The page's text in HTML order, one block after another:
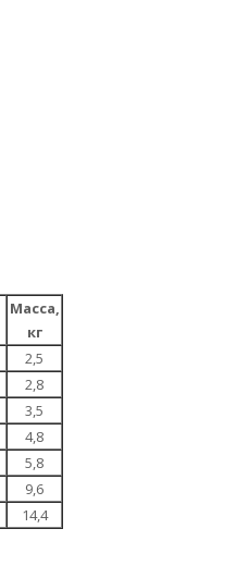
Масса,
кг
2,5
2,8
3,5
4,8
5,8
9,6
14,4